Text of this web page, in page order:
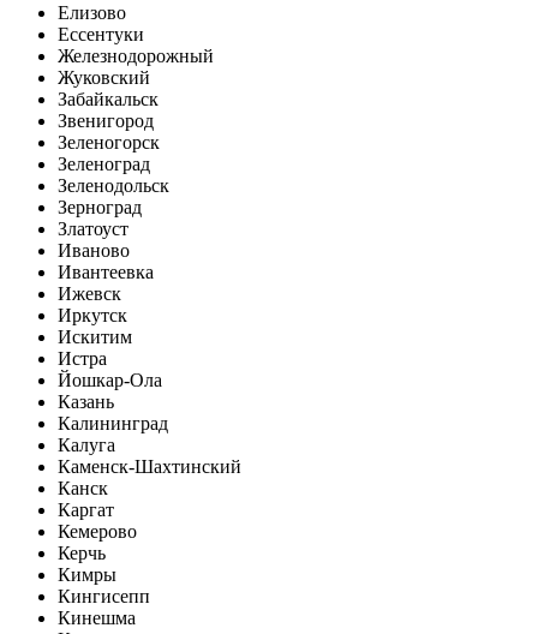
Елизово
Ессентуки
Железнодорожный
Жуковский
Забайкальск
Звенигород
Зеленогорск
Зеленоград
Зеленодольск
Зерноград
Златоуст
Иваново
Ивантеевка
Ижевск
Иркутск
Искитим
Истра
Йошкар-Ола
Казань
Калининград
Калуга
Каменск-Шахтинский
Канск
Каргат
Кемерово
Керчь
Кимры
Кингисепп
Кинешма